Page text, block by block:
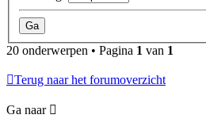
20 onderwerpen • Pagina 1 van 1
Terug naar het forumoverzicht
Ga naar